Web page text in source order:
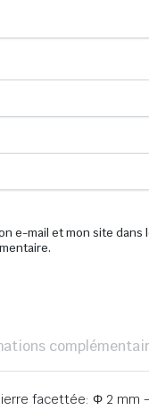
e-mail et mon site dans
facettée: Φ 2 mm